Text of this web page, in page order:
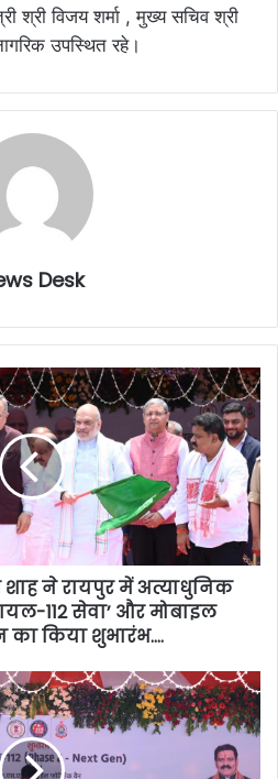
श्री विजय शर्मा , मुख्य सचिव श्री
उपस्थित रहे।
Desk
शाह ने रायपुर में अत्याधुनिक
112 सेवा’ और मोबाइल
किया शुभारंभ….